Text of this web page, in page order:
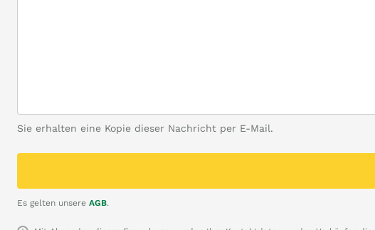
Sie erhalten eine Kopie dieser Nachricht per E-Mail.
Es gelten unsere AGB.